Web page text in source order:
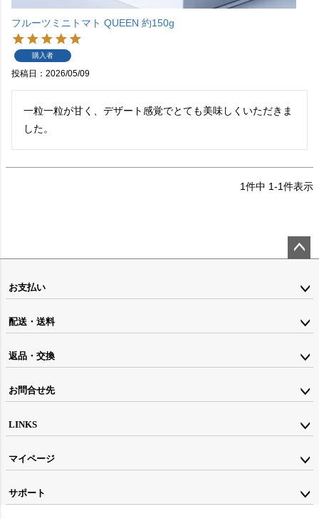
フルーツミニトマト QUEEN 約150g
購入者
投稿日 2026/05/09
一粒一粒が甘く、デザート感覚でとても美味しくいただきま
1件中 1-1件表示
ジト
お支払い
配送・送料
返品・交換
お問合せ先
LINKS
マイページ
サポート